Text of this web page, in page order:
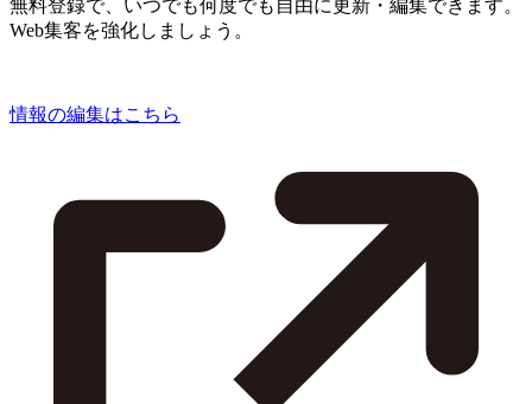
無料登録で、いつでも何度でも自由に更新・編集できます。
Web集客を強化しましょう。
情報の編集はこちら